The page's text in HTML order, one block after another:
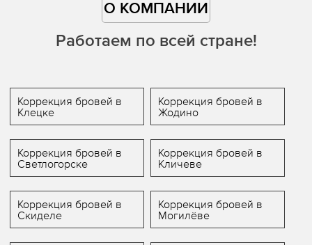
О КОМПАНИИ
Работаем по всей стране!
Коррекция бровей в
Клецке
Коррекция бровей в
Жодино
Коррекция бровей в
Светлогорске
Коррекция бровей в
Кличеве
Коррекция бровей в
Скиделе
Коррекция бровей в
Могилёве